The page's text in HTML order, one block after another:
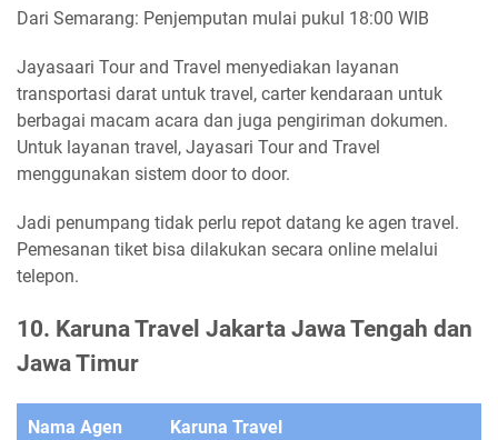
Dari Semarang: Penjemputan mulai pukul 18:00 WIB
Jayasaari Tour and Travel menyediakan layanan
transportasi darat untuk travel, carter kendaraan untuk
berbagai macam acara dan juga pengiriman dokumen.
Untuk layanan travel, Jayasari Tour and Travel
menggunakan sistem door to door.
Jadi penumpang tidak perlu repot datang ke agen travel.
Pemesanan tiket bisa dilakukan secara online melalui
telepon.
10. Karuna Travel Jakarta Jawa Tengah dan
Jawa Timur
Nama Agen Karuna Travel